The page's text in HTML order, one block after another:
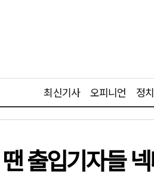
최신기사 오피니언 정치
출입기자들